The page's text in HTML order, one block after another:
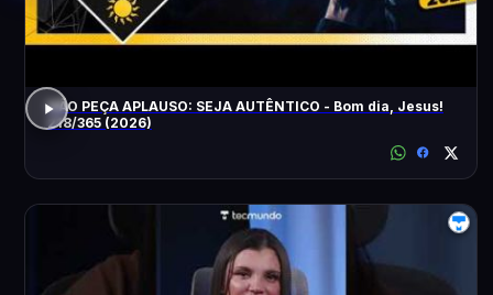
NÃO PEÇA APLAUSO: SEJA AUTÊNTICO - Bom dia, Jesus!
218/365 (2026)